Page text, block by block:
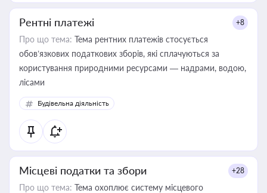
Рентні платежі +8
Про що тема: Тема рентних платежів стосується
обов’язкових податкових зборів, які сплачуються за
користування природними ресурсами — надрами, водою,
лісами
Будівельна діяльність
Місцеві податки та збори +28
Про що тема: Тема охоплює систему місцевого